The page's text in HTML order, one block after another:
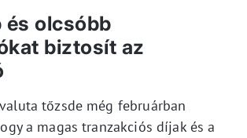
és olcsóbb
biztosít az
tőzsde még februárban
a magas tranzakciós díjak és a